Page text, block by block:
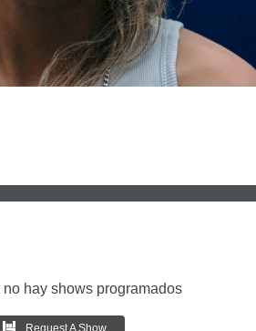
hay shows programados
Request A Show